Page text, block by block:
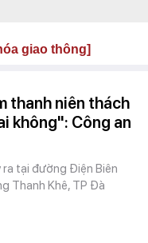
giao thông]
thanh niên thách
không": Công an
ra tại đường Điện Biên
Thanh Khê, TP Đà